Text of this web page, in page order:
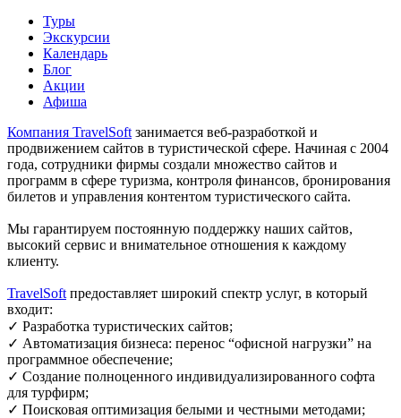
Туры
Экскурсии
Календарь
Блог
Акции
Афиша
Компания TravelSoft занимается веб-разработкой и
продвижением сайтов в туристической сфере. Начиная с 2004
года, сотрудники фирмы создали множество сайтов и
программ в сфере туризма, контроля финансов, бронирования
билетов и управления контентом туристического сайта.
Мы гарантируем постоянную поддержку наших сайтов,
высокий сервис и внимательное отношения к каждому
клиенту.
TravelSoft предоставляет широкий спектр услуг, в который
входит:
✓ Разработка туристических сайтов;
✓ Автоматизация бизнеса: перенос “офисной нагрузки” на
программное обеспечение;
✓ Создание полноценного индивидуализированного софта
для турфирм;
✓ Поисковая оптимизация белыми и честными методами;